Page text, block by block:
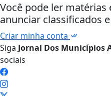
Você pode ler matérias
anunciar classificados
Criar minha conta
Siga Jornal Dos Municípios
sociais